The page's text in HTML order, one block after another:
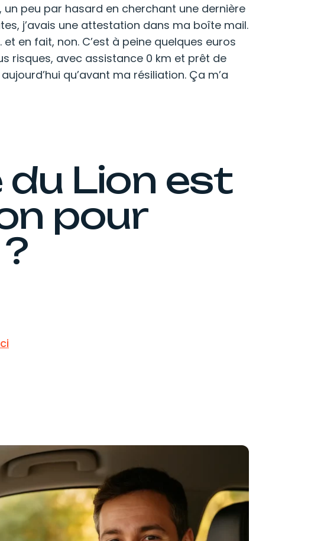
, un peu par hasard en cherchant une dernière
j’avais une attestation dans ma boîte mail.
en fait, non. C’est à peine quelques euros
risques, avec assistance 0 km et prêt de
qu’avant ma résiliation. Ça m’a
Lion est
pour